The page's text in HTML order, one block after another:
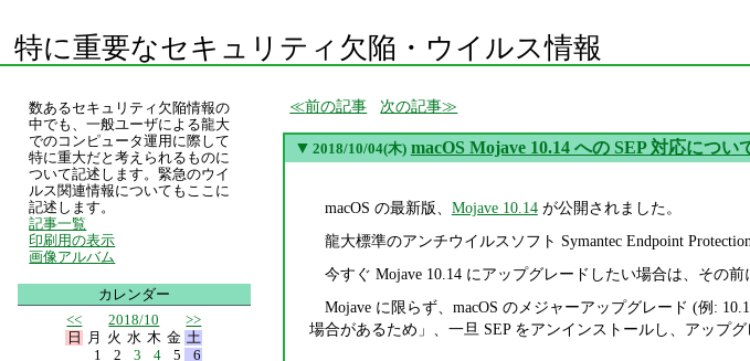
特に重要なセキュリティ欠陥・ウイルス情報
前の記事 次の記事
▼ 2018/10/04(木) macOS Mojave 10.14 への SEP 対応につい
macOS の最新版、 Mojave 10.14が公開されました。
龍大標準のアンチウイルスソフト Symantec Endpoint
今すぐ Mojave 10.14 にアップグレードしたい場合は、その
Mojave に限らず、macOS のメジャーアップグレード (例:
場合があるため」、一旦 SEP をアンインストールし、アップ
数あるセキュリティ欠陥情報の
中でも、一般ユーザによる龍大
でのコンピュータ運用に際して
特に重大だと考えられるものに
ついて記述します。緊急のウイ
ルス関連情報についてもここに
記述します。
記事一覧
印刷用の表示
画像アルバム
カレンダー
<<
2018/10
>>
日
月 火 水 木 金 土
1
2 3 4 5
6